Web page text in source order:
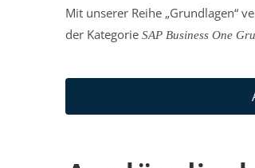
Mit unserer Reihe „Grundlagen“
der Kategorie SAP Business One